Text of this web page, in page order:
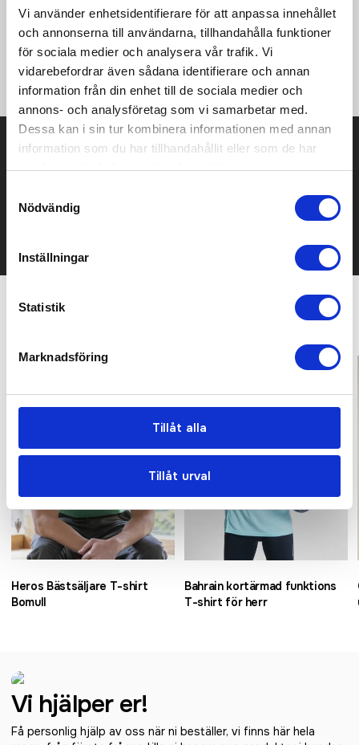
Vi använder enhetsidentifierare för att anpassa innehållet
och annonserna till användarna, tillhandahålla funktioner
för sociala medier och analysera vår trafik. Vi
vidarebefordrar även sådana identifierare och annan
information från din enhet till de sociala medier och
annons- och analysföretag som vi samarbetar med.
Dessa kan i sin tur kombinera informationen med annan
information som du har tillhandahållit eller som de har
samlat in när du har använt deras tjänster.
Nödvändig
Inställningar
Statistik
Marknadsföring
Tillåt alla
Tillåt urval
·210 g/m² ·70% Cotton, 30% Polyester (Sorona®) ·Innovative
Sorona® fiber, largely made from plant-based materials
·Oversize fit ·Crew neck
Prisuppgift på mailen?
Det går också utmärkt att bara ställa frågor!
Heros Bästsäljare T-shirt
Bomull
Bahrain kortärmad funktions
T-shirt för herr
Vi hjälper er!
Få personlig hjälp av oss när ni beställer, vi finns här hela